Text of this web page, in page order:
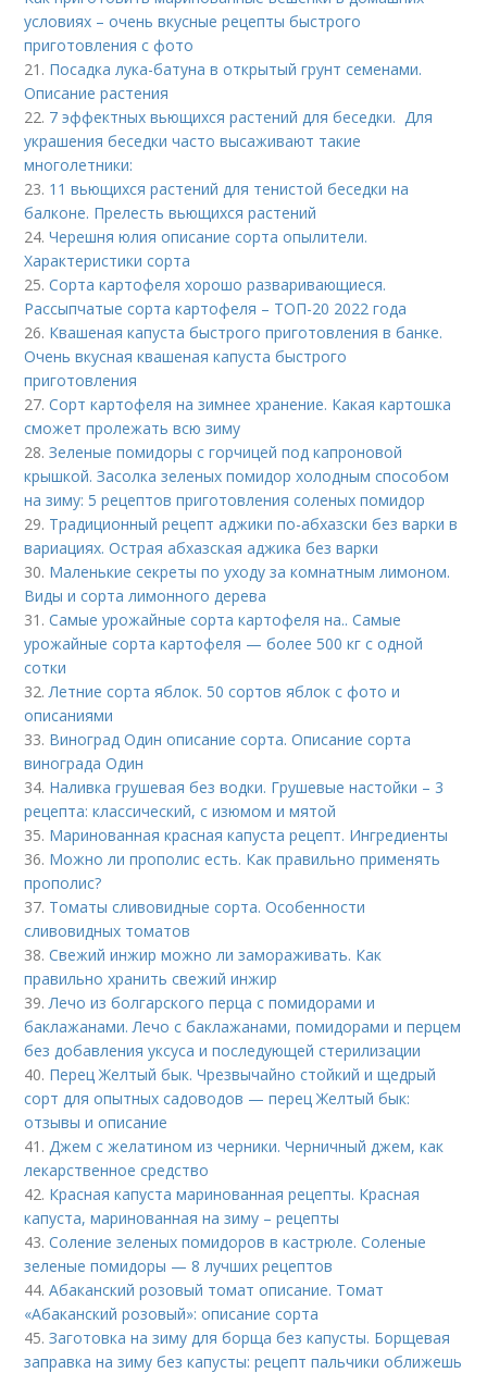
условиях – очень вкусные рецепты быстрого
приготовления с фото
21. Посадка лука-батуна в открытый грунт семенами.
Описание растения
22. 7 эффектных вьющихся растений для беседки. Для
украшения беседки часто высаживают такие
многолетники:
23. 11 вьющихся растений для тенистой беседки на
балконе. Прелесть вьющихся растений
24.Черешня юлия описание сорта опылители.
Характеристики сорта
25.Сорта картофеля хорошо разваривающиеся.
Рассыпчатые сорта картофеля – ТОП-20 2022 года
26. Квашеная капуста быстрого приготовления в банке.
Очень вкусная квашеная капуста быстрого
приготовления
27.Сорт картофеля на зимнее хранение. Какая картошка
сможет пролежать всю зиму
28.Зеленые помидоры с горчицей под капроновой
крышкой. Засолка зеленых помидор холодным способом
на зиму: 5 рецептов приготовления соленых помидор
29. Традиционный рецепт аджики по-абхазски без варки в
вариациях. Острая абхазская аджика без варки
30. Маленькие секреты по уходу за комнатным лимоном.
Виды и сорта лимонного дерева
31.Самые урожайные сорта картофеля на.. Самые
урожайные сорта картофеля — более 500 кг с одной
сотки
32.Летние сорта яблок. 50 сортов яблок с фото и
описаниями
33. Виноград Один описание сорта. Описание сорта
винограда Один
34. Наливка грушевая без водки. Грушевые настойки – 3
рецепта: классический, с изюмом и мятой
35. Маринованная красная капуста рецепт. Ингредиенты
36. Можно ли прополис есть. Как правильно применять
прополис?
37. Томаты сливовидные сорта. Особенности
сливовидных томатов
38.Свежий инжир можно ли замораживать. Как
правильно хранить свежий инжир
39.Лечо из болгарского перца с помидорами и
баклажанами. Лечо с баклажанами, помидорами и перцем
без добавления уксуса и последующей стерилизации
40. Перец Желтый бык. Чрезвычайно стойкий и щедрый
сорт для опытных садоводов — перец Желтый бык:
отзывы и описание
41.Джем с желатином из черники. Черничный джем, как
лекарственное средство
42. Красная капуста маринованная рецепты. Красная
капуста, маринованная на зиму – рецепты
43.Соление зеленых помидоров в кастрюле. Соленые
зеленые помидоры — 8 лучших рецептов
44.Абаканский розовый томат описание. Томат
«Абаканский розовый»: описание сорта
45.Заготовка на зиму для борща без капусты. Борщевая
заправка на зиму без капусты: рецепт пальчики оближешь